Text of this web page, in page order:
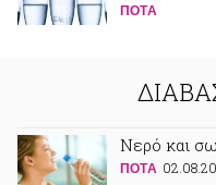
ΠΟΤA
Νερό και
ΠΟΤA